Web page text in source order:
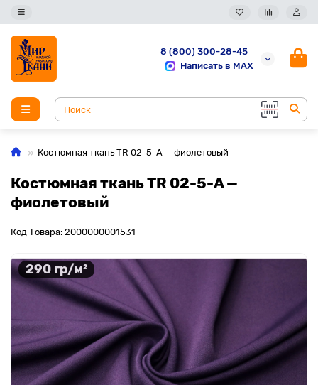
8 (800) 300-28-45
Написать в MAX
Костюмная ткань TR 02-5-A — фиолетовый
Костюмная ткань TR 02-5-A —
фиолетовый
Код Товара: 2000000001531
290 гр/м²